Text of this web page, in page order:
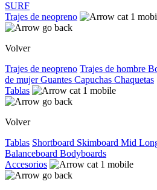
SURF
Trajes de neopreno
Volver
Trajes de neopreno Trajes de hombre
de mujerGuantes Capuchas Chaquetas
Tablas
Volver
Tablas Shortboard Skimboard Mid
Balanceboard Bodyboards
Accesorios